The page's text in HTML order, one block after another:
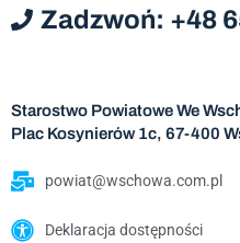
Zadzwoń: +48
Starostwo Powiatowe We
Plac Kosynierów 1c, 67-400
powiat@wschowa.com.pl
Deklaracja dostępności